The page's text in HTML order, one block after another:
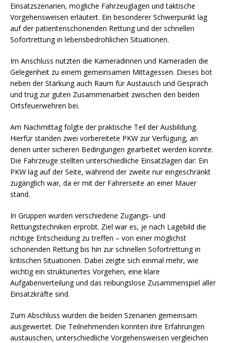
Einsatzszenarien, mögliche Fahrzeuglagen und taktische
Vorgehensweisen erläutert. Ein besonderer Schwerpunkt lag
auf der patientenschonenden Rettung und der schnellen
Sofortrettung in lebensbedrohlichen Situationen.
Im Anschluss nutzten die Kameradinnen und Kameraden die
Gelegenheit zu einem gemeinsamen Mittagessen. Dieses bot
neben der Stärkung auch Raum für Austausch und Gespräch
und trug zur guten Zusammenarbeit zwischen den beiden
Ortsfeuerwehren bei.
Am Nachmittag folgte der praktische Teil der Ausbildung.
Hierfür standen zwei vorbereitete PKW zur Verfügung, an
denen unter sicheren Bedingungen gearbeitet werden konnte.
Die Fahrzeuge stellten unterschiedliche Einsatzlagen dar: Ein
PKW lag auf der Seite, während der zweite nur eingeschränkt
zugänglich war, da er mit der Fahrerseite an einer Mauer
stand.
In Gruppen wurden verschiedene Zugangs- und
Rettungstechniken erprobt. Ziel war es, je nach Lagebild die
richtige Entscheidung zu treffen – von einer möglichst
schonenden Rettung bis hin zur schnellen Sofortrettung in
kritischen Situationen. Dabei zeigte sich einmal mehr, wie
wichtig ein strukturiertes Vorgehen, eine klare
Aufgabenverteilung und das reibungslose Zusammenspiel aller
Einsatzkräfte sind.
Zum Abschluss wurden die beiden Szenarien gemeinsam
ausgewertet. Die Teilnehmenden konnten ihre Erfahrungen
austauschen, unterschiedliche Vorgehensweisen vergleichen